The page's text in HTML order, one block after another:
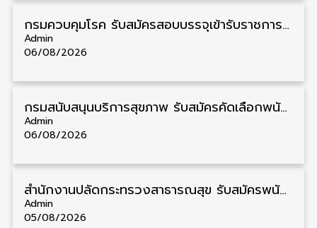
กรมควบคุมโรค รับสมัครสอบบรรจุเข้ารับราชการ วุฒิ ปวส./ป.ตรี 17 อัตรา รับสมัคร 17 สิงหาคม – 4 กันยายน
Admin
06/08/2026
กรมสนับสนุนบริการสุขภาพ รับสมัครคัดเลือกพนักงานราชการ วุฒิ ปวส./ป.ตรี 13 อัตรา รับสมัคร 11 – 20 สิงหาคม
Admin
06/08/2026
สำนักงานปลัดกระทรวงสาธารณสุข รับสมัครพนักงานราชการรูปแบบพิเศษ วุฒิ ปวส./ป.ตรี 102 อัตรา รับสมัคร 17 – 28 สิงหาคม
Admin
05/08/2026